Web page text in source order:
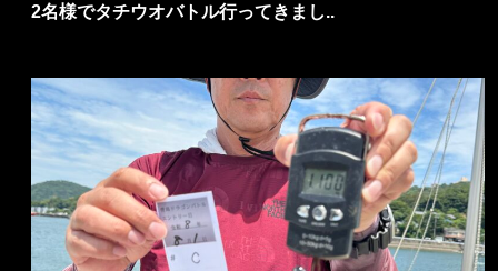
2名様でタチウオバトル行ってきまし..